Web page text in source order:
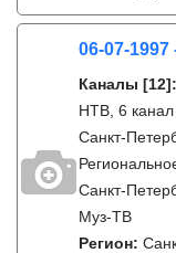
06-07-1997
Каналы [12]:
НТВ, 6
Санкт-
Санкт-
Муз-ТВ
Регион: